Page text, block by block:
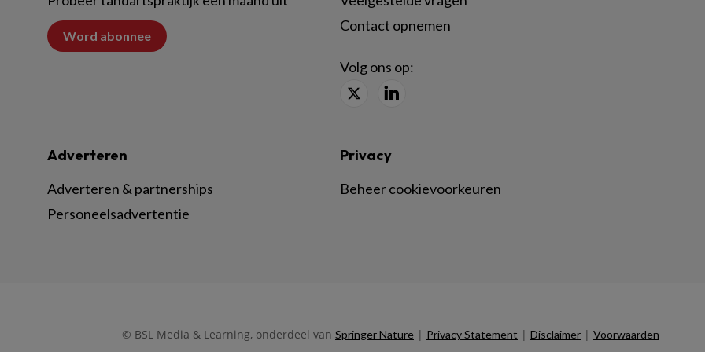
Word abonnee
Contact opnemen
Volg ons op:
Adverteren
Adverteren & partnerships
Personeelsadvertentie
Privacy
Beheer cookievoorkeuren
© BSL Media & Learning, onderdeel van Springer Nature | Privacy Statement | Disclaimer | Voorwaarden